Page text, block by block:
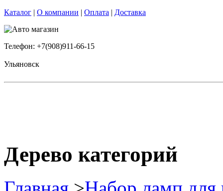
Каталог | О компании | Оплата | Доставка
Телефон: +7(908)911-66-15
Ульяновск
Дерево категорий